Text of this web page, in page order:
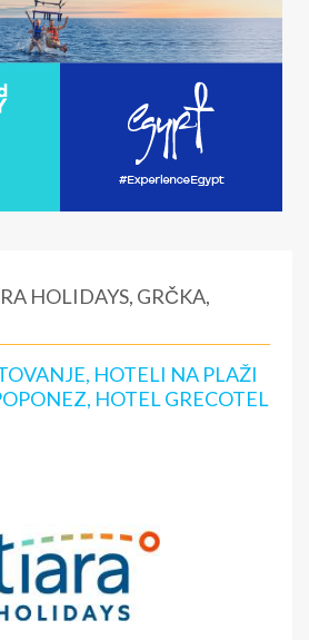
HOLIDAYS, GRČKA,
HOTELI NA PLAŽI
HOTEL GRECOTEL